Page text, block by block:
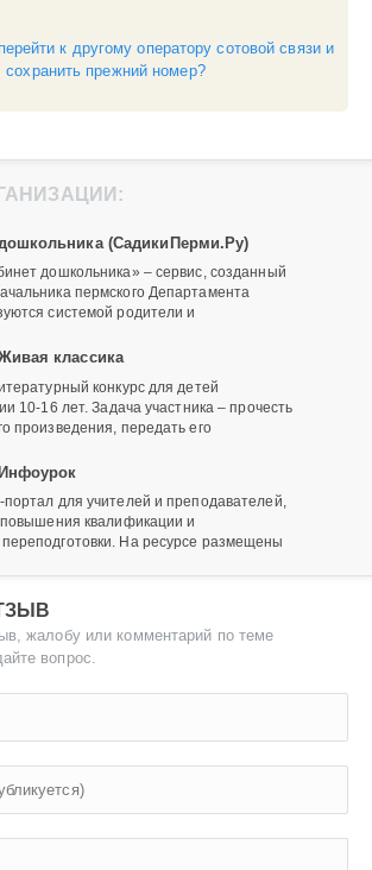
к другому оператору сотовой связи и
сохранить прежний номер?
(СадикиПерми.Ру)
дошкольника» – сервис, созданный
пермского Департамента
системой родители и
классика
конкурс для детей
10-16 лет. Задача участника – прочесть
произведения, передать его
для учителей и преподавателей,
повышения квалификации и
На ресурсе размещены
жалобу или комментарий по теме
вопрос.